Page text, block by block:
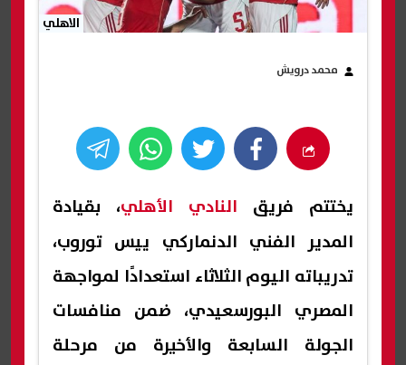
الاهلي
محمد درويش
يختتم فريق النادي الأهلي، بقيادة
المدير الفني الدنماركي ييس توروب،
تدريباته اليوم الثلاثاء استعدادًا لمواجهة
المصري البورسعيدي، ضمن منافسات
الجولة السابعة والأخيرة من مرحلة